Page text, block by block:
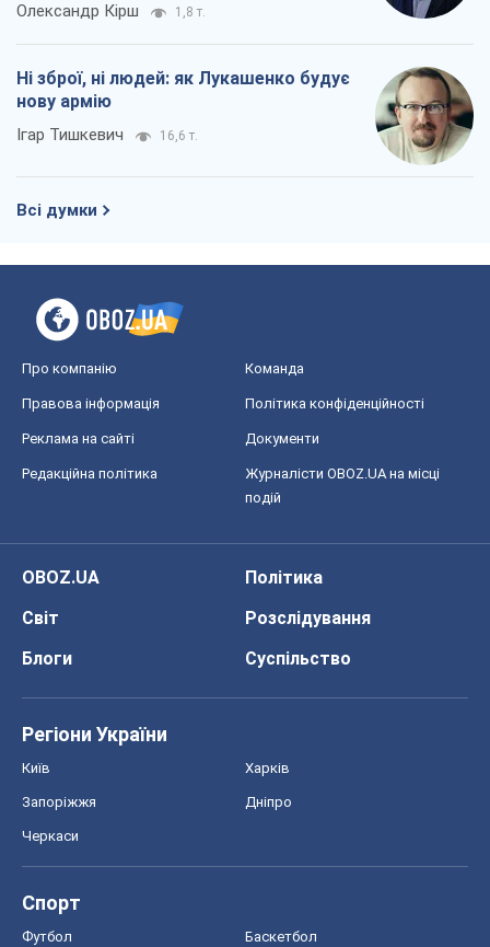
Олександр Кірш 1,8 т.
Ні зброї, ні людей: як Лукашенко будує
нову армію
Ігар Тишкевич 16,6 т.
Всі думки
Про компанію Команда
Правова інформація Політика конфіденційності
Реклама на сайті Документи
Редакційна політика
Журналісти OBOZ.UA на місці
подій
OBOZ.UA
Політика
Світ
Розслідування
Блоги
Суспільство
Регіони України
Київ Харків
Запоріжжя Дніпро
Черкаси
Спорт
Футбол Баскетбол